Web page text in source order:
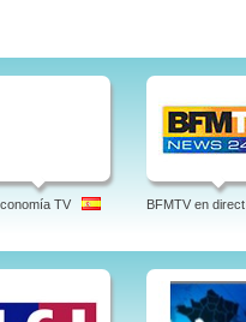
TV BFMTV en direct